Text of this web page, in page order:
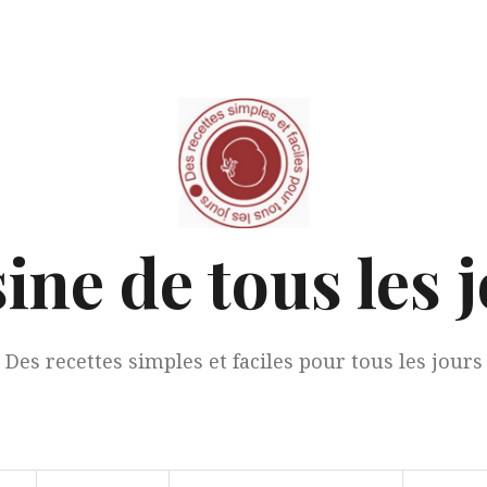
de tous les
Des recettes simples et faciles pour tous les jours